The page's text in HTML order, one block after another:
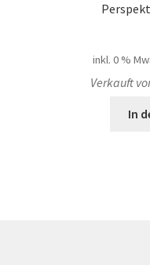
inkl. 0 %
Verkauft
In